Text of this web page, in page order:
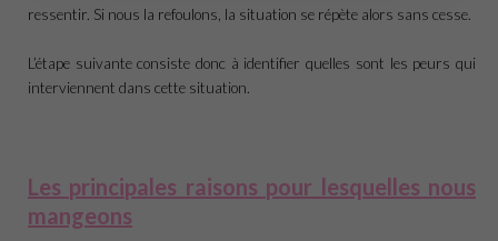
ressentir. Si nous la refoulons, la situation se répète alors sans cesse.
L’étape suivante consiste donc à identifier quelles sont les peurs qui
interviennent dans cette situation.
Les principales raisons pour lesquelles nous
mangeons